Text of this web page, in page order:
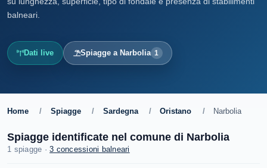
balneari.
Dati live Spiagge a Narbolia 1
Home / Spiagge / Sardegna / Oristano / Narbolia
Spiagge identificate nel comune di Narbolia
1 spiagge ·3 concessioni balneari